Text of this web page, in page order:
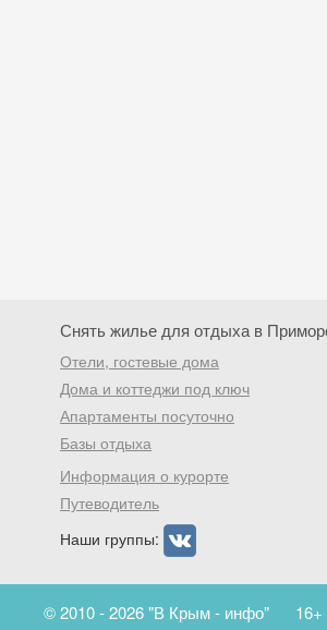
Снять жилье для отдыха в
Отели, гостевые дома
Дома и коттеджи под ключ
Апартаменты посуточно
Базы отдыха
Информация о курорте
Путеводитель
Наши группы:
© 2010 - 2026 "В Крым - инфо" 16+